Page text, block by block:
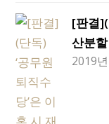
[판결](
산분
2019